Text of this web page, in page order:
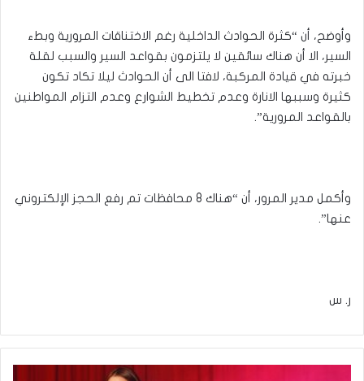
وأوضح، أن “كثرة الحوادث الداخلية رغم الاختناقات المرورية وبطء
السير، الا أن هناك سائقين لا يلتزمون بقواعد السير والسبب لقلة
خبرته في قيادة المركبة، لافتا الى أن الحوادث ليلا تكاد تكون
كثيرة وسببها الانارة وعدم تخطيط الشوارع وعدم التزام المواطنين
بالقواعد المرورية”.
وأكمل مدير المرور، أن “هناك 8 محافظات تم رفع الحجز الإلكتروني
عنها”.
ر. س